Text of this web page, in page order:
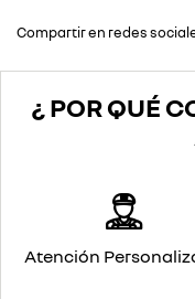
Compartir en redes
¿ POR QUÉ
Atención